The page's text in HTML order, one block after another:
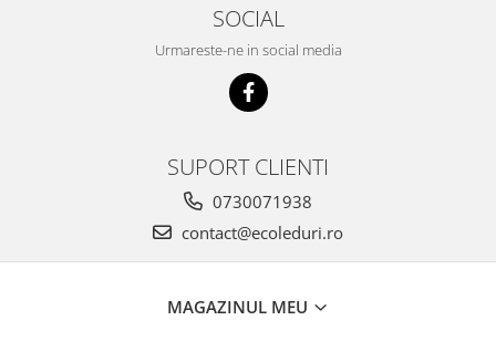
SOCIAL
Urmareste-ne in social media
SUPORT CLIENTI
0730071938
contact@ecoleduri.ro
MAGAZINUL MEU